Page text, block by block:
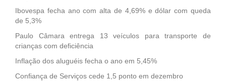
Ibovespa fecha ano com alta de 4,69% e dólar com queda
de 5,3%
Paulo Câmara entrega 13 veículos para transporte de
crianças com deficiência
Inflação dos aluguéis fecha o ano em 5,45%
Confiança de Serviços cede 1,5 ponto em dezembro